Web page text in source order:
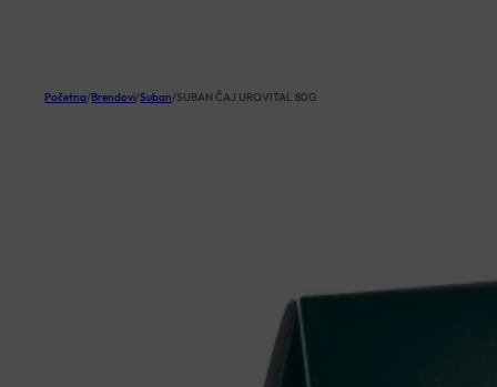
Početna/Brendovi/Suban/SUBAN ČAJ UROVITAL 80G